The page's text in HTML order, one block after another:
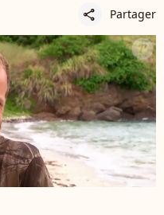
share Partager